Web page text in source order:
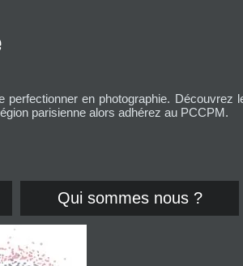
en photographie. Découvrez
parisienne alors adhérez au PCCPM.
Qui sommes nous ?